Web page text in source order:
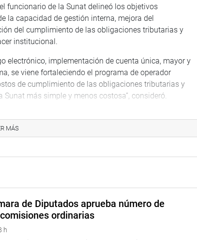
funcionario de la Sunat delineó los objetivos
la capacidad de gestión interna, mejora del
del cumplimiento de las obligaciones tributarias y
institucional.
electrónico, implementación de cuenta única, mayor y
se viene fortaleciendo el programa de operador
de cumplimiento de las obligaciones tributarias y
más simple y menos costosa”, consideró.
el trato diferenciado que habría contra los pequeños y
del señor Jorge Barata?, ¿qué otras medidas vienen
a la corrupción?, ¿como se vienen manejando las
que se es complaciente con el de arriba y duro con el de
la información de hoy”, expresó el parlamentario
MÁS
de Diputados aprueba número de
ordinarias
h